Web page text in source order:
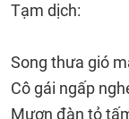
Tạm dịch:
Song thưa gió
Cô gái ngấp
Mượn đàn tỏ